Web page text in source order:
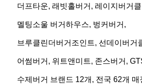
더프타운, 래빗홀버거, 레이지버거
멜팅소울 버거하우스, 벙커버거,
브루클린더버거조인트, 선데이버거
어썸버거, 위트앤미트, 존스버거,
수제버거 브랜드 12개, 전국 62개 매